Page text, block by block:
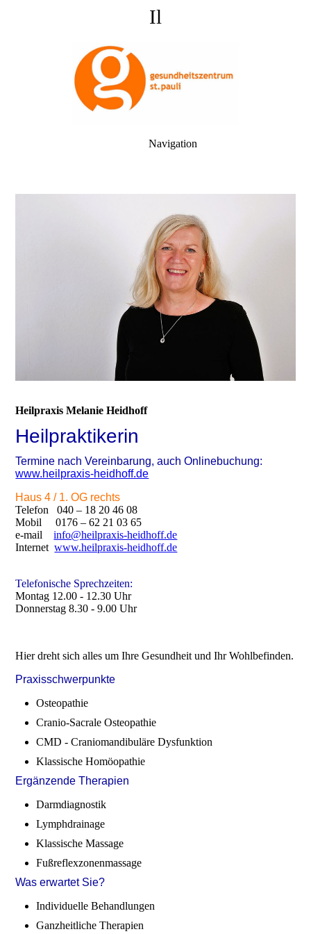
Il
Navigation
Heilpraxis Melanie Heidhoff
Heilpraktikerin
Termine nach Vereinbarung, auch Onlinebuchung:
www.heilpraxis-heidhoff.de
Haus 4 / 1. OG rechts
Telefon 040 – 18 20 46 08
Mobil 0176 – 62 21 03 65
e-mailinfo@heilpraxis-heidhoff.de
Internetwww.heilpraxis-heidhoff.de
Telefonische Sprechzeiten:
Montag 12.00 - 12.30 Uhr
Donnerstag 8.30 - 9.00 Uhr
Hier dreht sich alles um Ihre Gesundheit und Ihr Wohlbefinden.
Praxisschwerpunkte
Osteopathie
Cranio-Sacrale Osteopathie
CMD - Craniomandibuläre Dysfunktion
Klassische Homöopathie
Ergänzende Therapien
Darmdiagnostik
Lymphdrainage
Klassische Massage
Fußreflexzonenmassage
Was erwartet Sie?
Individuelle Behandlungen
Ganzheitliche Therapien